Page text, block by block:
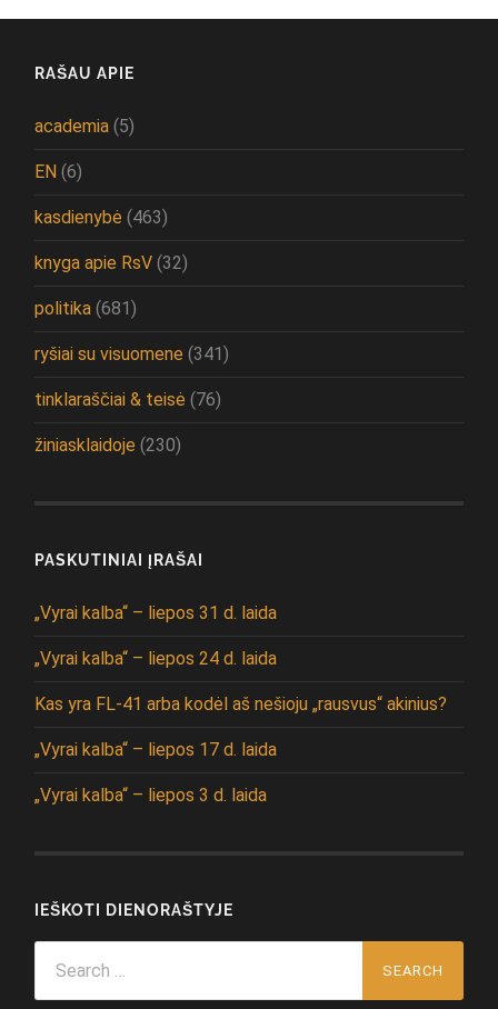
RAŠAU APIE
academia (5)
EN (6)
kasdienybė (463)
knyga apie RsV (32)
politika (681)
ryšiai su visuomene (341)
tinklaraščiai & teisė (76)
žiniasklaidoje (230)
PASKUTINIAI ĮRAŠAI
„Vyrai kalba“ – liepos 31 d. laida
„Vyrai kalba“ – liepos 24 d. laida
Kas yra FL-41 arba kodėl aš nešioju „rausvus“ akinius?
„Vyrai kalba“ – liepos 17 d. laida
„Vyrai kalba“ – liepos 3 d. laida
IEŠKOTI DIENORAŠTYJE
for: